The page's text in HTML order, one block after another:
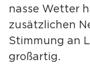
nasse Wetter
zusätzlichen
Stimmung an
großartig.